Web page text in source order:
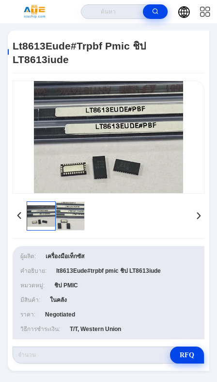
Lt8613Eude#trpbf Pmic ชิป
LT8613iude
ผู้ผลิต: เครื่องมือเท็กซัส
คำอธิบาย: lt8613Eude#trpbf pmic ชิป LT8613iude
หมวดหมู่: ชิป PMIC
มีสินค้า: ในคลัง
ราคา: Negotiated
วิธีการชำระเงิน: T/T, Western Union
RFQ